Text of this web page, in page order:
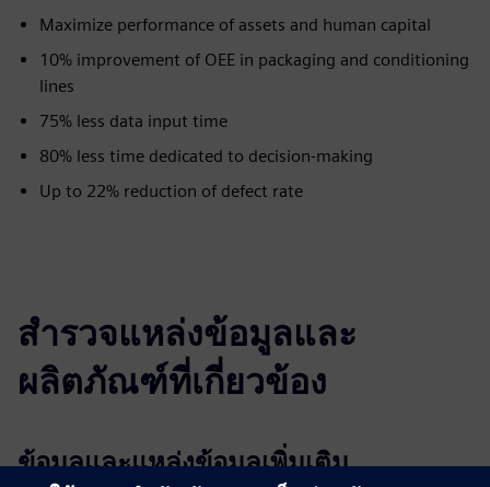
Maximize performance of assets and human capital
10% improvement of OEE in packaging and conditioning
lines
75% less data input time
80% less time dedicated to decision-making
Up to 22% reduction of defect rate
สำรวจแหล่งข้อมูลและ
ผลิตภัณฑ์ที่เกี่ยวข้อง
ข้อมูลและแหล่งข้อมูลเพิ่มเติม